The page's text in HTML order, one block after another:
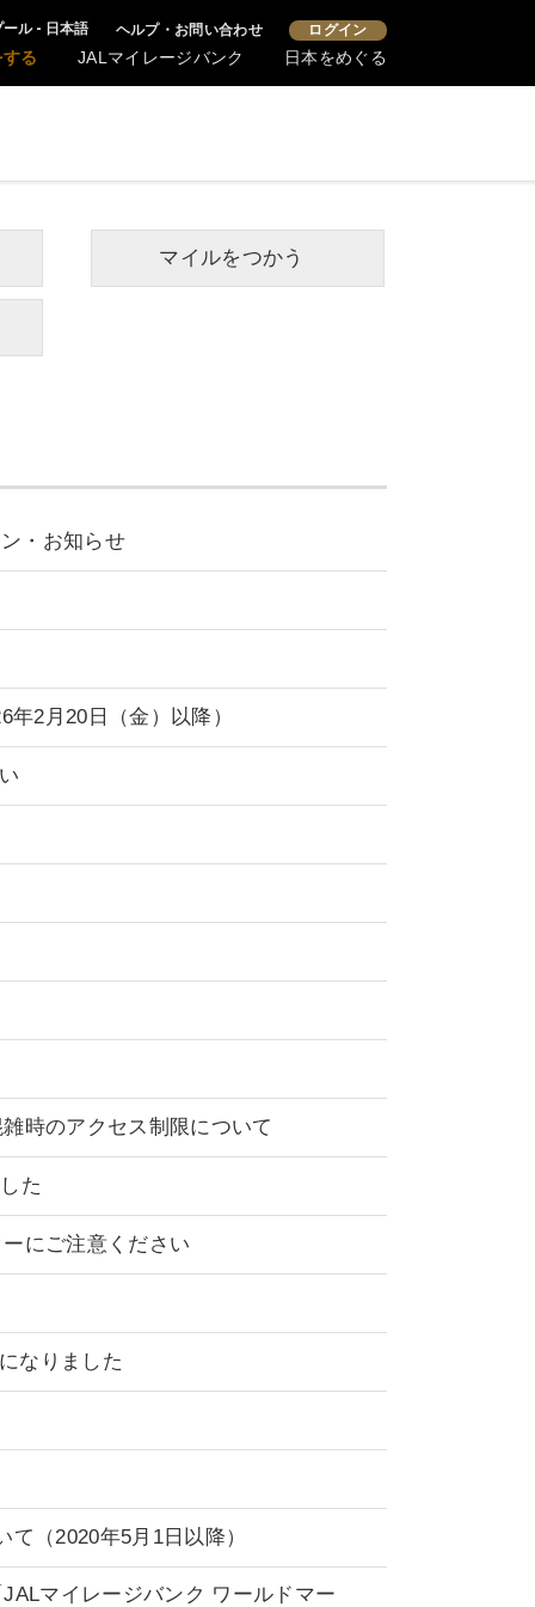
ール - 日本語 ヘルプ・お問い合わせ ログイン
る JALマイレージバンク 日本をめぐる
マイルをつかう
・お知らせ
2月20日（金）以降）
時のアクセス制限について
た
にご注意ください
なりました
（2020年5月1日以降）
マイレージバンク ワールドマー